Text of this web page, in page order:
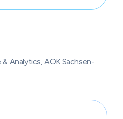
Analytics, AOK Sachsen-